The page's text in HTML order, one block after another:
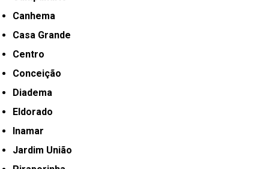
Canhema
Casa Grande
Centro
Conceição
Diadema
Eldorado
Inamar
Jardim União